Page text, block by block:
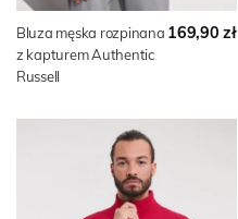
Bluza męska rozpinana
z kapturem Authentic
Russell
169,90 zł